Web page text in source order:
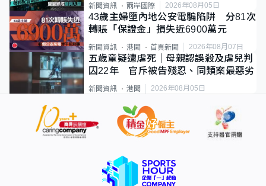
新聞資訊 兩岸國際 2026年08月05日
43歲主婦墮內地公安電騙陷阱 分81次
轉賬「保證金」損失近6900萬元
新聞資訊 港聞 首頁新聞 2026年08月07日
五歲童疑遭虐死｜母親認誤殺及虐兒判
囚22年 官斥被告殘忍、同類案最惡劣
新聞資訊 港聞 2026年08月05日